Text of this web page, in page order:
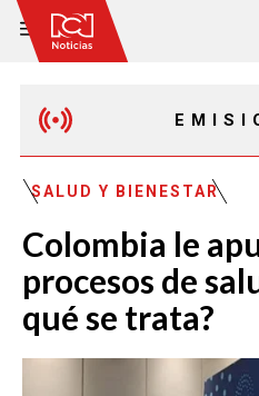
MAÑANA
SALUD Y BIENESTAR
Colombia le
procesos de
qué se trata?